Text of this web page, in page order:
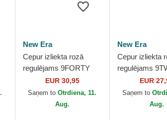
New Era
Cepur izliekta rozā
regulējams 9FORTY
Mini Cord no Los
Angeles Dodgers MLB
no New Era
EUR 30,95
Saņem toOtrdiena, 11.
Aug.
New Era
Cepur izliekta
regulējams
Pattern Spring
Fan Pack
York Yankees...
EUR
Saņem to
Aug.